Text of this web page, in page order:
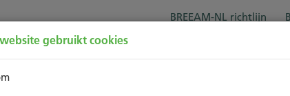
BREEAM-NL richtlijn
Over BREEAM-NL
gebruikt cookies